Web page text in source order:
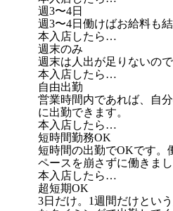
週3〜4日
週3〜4日働けばお給料も
本入店したら…
週末のみ
週末は人出が足りないの
本入店したら…
自由出勤
営業時間内であれば、自
に出勤できます。
本入店したら…
短時間勤務OK
短時間の出勤でOKです。
ペースを崩さずに働きまし
本入店したら…
超短期OK
3日だけ。1週間だけとい